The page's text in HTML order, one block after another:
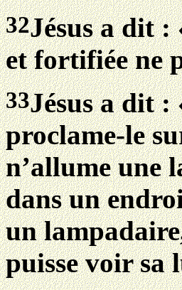
32Jésus a dit :
et fortifiée ne
33Jésus a dit :
proclame-le
n’allume une
dans un
un
puisse voir sa